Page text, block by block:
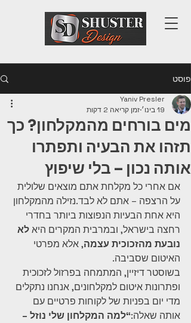
פוסט
מים בורחים מהמקלחון? כך
תזהו את הבעיה ותפתרו
אותה נכון – בלי שיפוץ
Yaniv Presler
19 בינו׳
זמן קריאה 2 דקות
אם אחרי כל מקלחת אתם מוצאים שלולית
על הרצפה – אתם לא לבד.נזילה מהמקלחון
היא אחת הבעיות הנפוצות ביותר בחדרי
רחצה בישראל, ובמרבית המקרים היא לא
נובעת מהזכוכית עצמה, אלא מפרטי
האיטום שסביבה.
בשוסטר דיזיין, המתמחה בפרזול לזכוכית
ופתרונות איטום למקלחונים, אנחנו נתקלים
מדי יום בפניות של לקוחות פרטיים עם
אותה שאלה:“למה המקלחון שלי נוזל –